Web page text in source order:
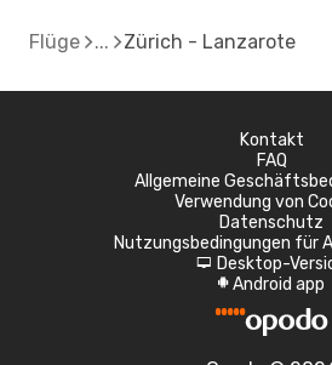
Flüge Zürich - Lanzarote
Kontakt
FAQ
Allgemeine
Verwendung von
Datenschutz
Nutzungsbedingungen für
d Desktop-
A Android app